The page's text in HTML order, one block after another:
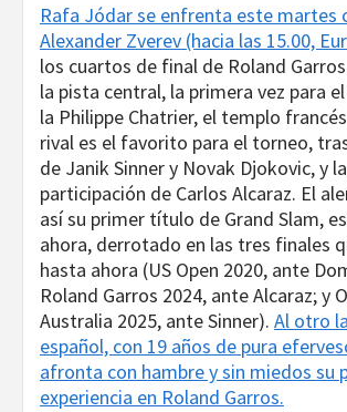
Rafa Jódar se enfrenta este martes
Alexander Zverev (hacia las 15.00,
los cuartos de final de Roland
la pista central, la primera vez para
la Philippe Chatrier, el templo
rival es el favorito para el torneo,
de Janik Sinner y Novak Djokovic, y
participación de Carlos Alcaraz. El
así su primer título de Grand Slam,
ahora, derrotado en las tres finales
hasta ahora (US Open 2020, ante
Roland Garros 2024, ante Alcaraz; y
Australia 2025, ante Sinner). Al otro
español, con 19 años de pura
afronta con hambre y sin miedos su
experiencia en Roland Garros.